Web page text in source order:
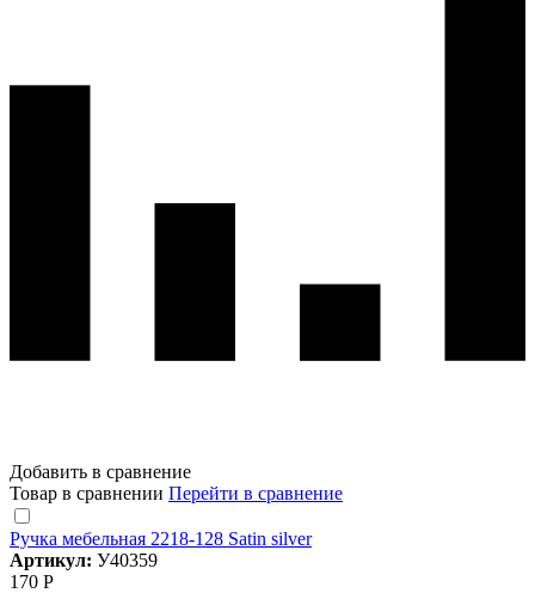
Добавить в сравнение
Товар в сравнении Перейти в сравнение
Ручка мебельная 2218-128 Satin silver
Артикул: У40359
170 Р